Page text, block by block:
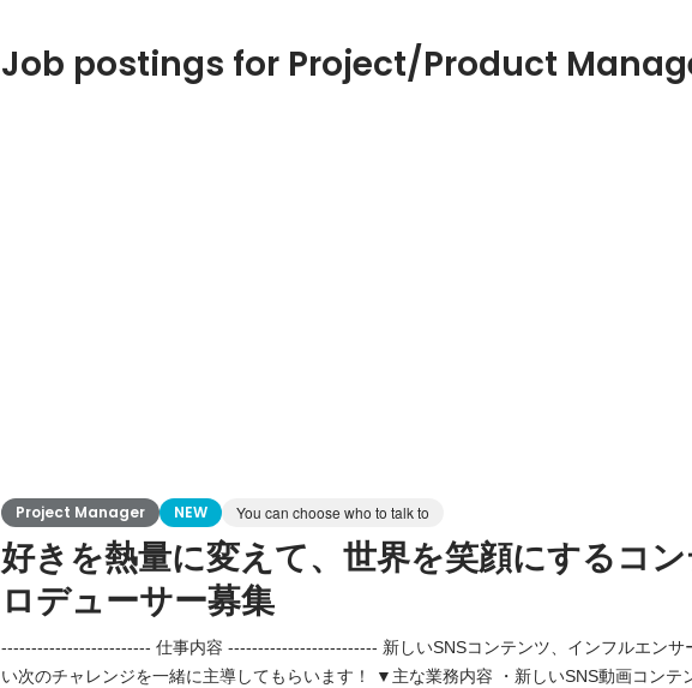
Job postings for Project/Product
Project Manager NEW You can choose who to talk to
好きを熱量に変えて、世界を笑顔にするコ
ロデューサー募集
------------------------- 仕事内容 ------------------------- 新しいSNSコンテンツ、インフルエンサ
い次のチャレンジを一緒に主導してもらいます！ ▼主な業務内容 ・新しいSNS動画コンテ